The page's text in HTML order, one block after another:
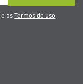
e as Termos de uso